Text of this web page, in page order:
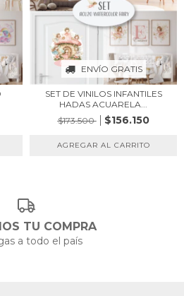
ENVÍO GRATIS
SET DE VINILOS INFANTILES
HADAS ACUARELA...
$173.500
$156.150
TU COMPRA
a todo el país